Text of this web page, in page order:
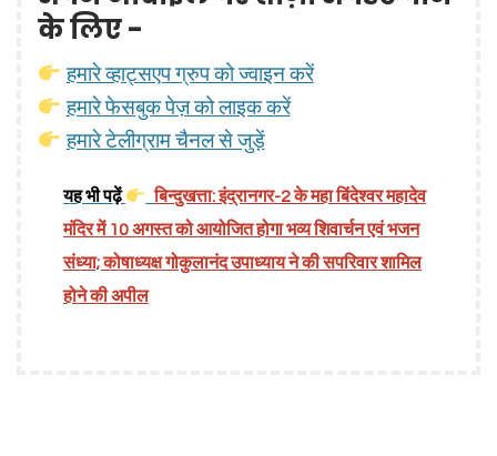
के लिए -
हमारे व्हाट्सएप ग्रुप को ज्वाइन करें
हमारे फेसबुक पेज़ को लाइक करें
हमारे टेलीग्राम चैनल से जुड़ें
यह भी पढ़ें
बिन्दुखत्ता: इंद्रानगर-2 के महा बिंदेश्वर महादेव
मंदिर में 10 अगस्त को आयोजित होगा भव्य शिवार्चन एवं भजन
संध्या; कोषाध्यक्ष गोकुलानंद उपाध्याय ने की सपरिवार शामिल
होने की अपील